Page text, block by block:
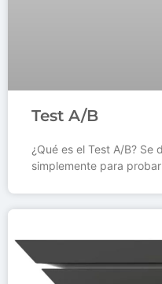
Test A/B
¿Qué es el Test A/B? Se
simplemente para